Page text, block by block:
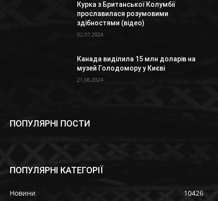
Курка з Британської Колумбії
прославилася розумовими
здібностями (відео)
02.07.2024
Канада виділила 15 млн доларів на
музей Голодомору у Києві
21.06.2024
ПОПУЛЯРНІ ПОСТИ
ПОПУЛЯРНІ КАТЕГОРІЇ
Новини
10426